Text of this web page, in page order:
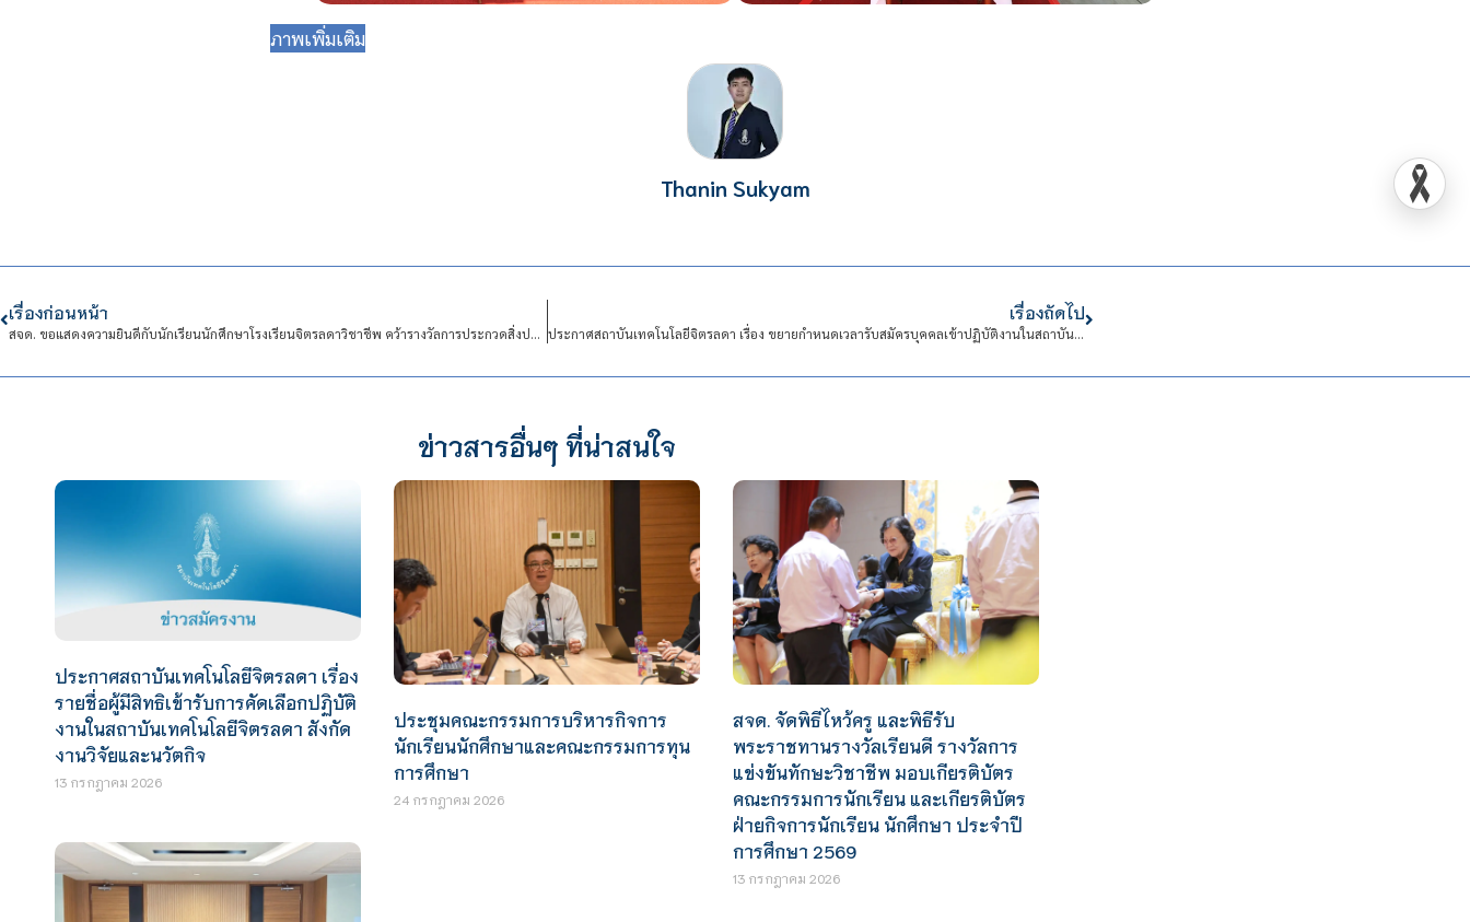
ภาพเพิ่มเติม
Thanin Sukyam
เรื่องก่อนหน้า
สจด. ขอแสดงความยินดีกับนักเรียนนักศึกษาโรงเรียนจิตรลดาวิชาชีพ คว้ารางวัลการประกวดสิ่งประดิษฐ์และนวัตกรรม Thailand New Gen Inventors Award 2026 (I – New Gen 2026) ในงาน “วันนักประดิษฐ์” ประจำปี 2569
เรื่องถัดไป
ประกาศสถาบันเทคโนโลยีจิตรลดา เรื่อง ขยายกําหนดเวลารับสมัครบุคคลเข้าปฏิบัติงานในสถาบันเทคโนโลยีจิตรลดา
ข่าวสารอื่นๆ ที่น่าสนใจ
ประกาศสถาบันเทคโนโลยีจิตรลดา เรื่อง
รายชื่อผู้มีสิทธิเข้ารับการคัดเลือกปฏิบัติ
งานในสถาบันเทคโนโลยีจิตรลดา สังกัด
งานวิจัยและนวัตกิจ
13 กรกฎาคม 2026
ประชุมคณะกรรมการบริหารกิจการ
นักเรียนนักศึกษาและคณะกรรมการทุน
การศึกษา
24 กรกฎาคม 2026
สจด. จัดพิธีไหว้ครู และพิธีรับ
พระราชทานรางวัลเรียนดี รางวัลการ
แข่งขันทักษะวิชาชีพ มอบเกียรติบัตร
คณะกรรมการนักเรียน และเกียรติบัตร
ฝ่ายกิจการนักเรียน นักศึกษา ประจำปี
การศึกษา 2569
13 กรกฎาคม 2026